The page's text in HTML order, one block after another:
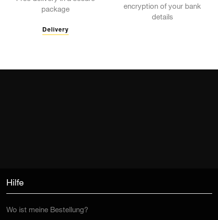
package
Delivery
encryption of your bank
details
Hilfe
Wo ist meine Bestellung?